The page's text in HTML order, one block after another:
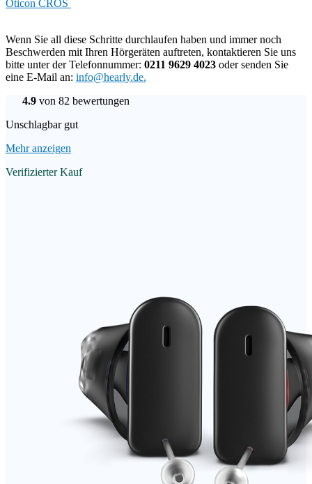
Oticon CROS
Wenn Sie all diese Schritte durchlaufen haben und immer noch
Beschwerden mit Ihren Hörgeräten auftreten, kontaktieren Sie uns
bitte unter der Telefonnummer: 0211 9629 4023 oder senden Sie
eine E-Mail an: info@hearly.de.
4.9 von 82 bewertungen
Unschlagbar gut
Mehr anzeigen
Verifizierter Kauf